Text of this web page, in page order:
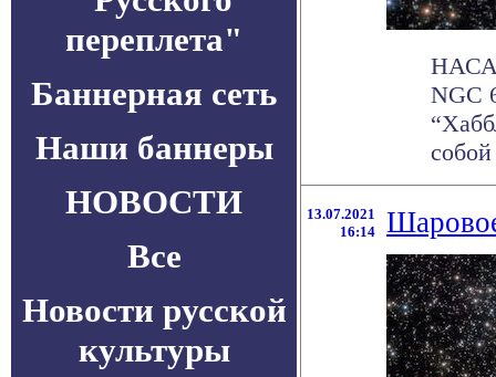
переплета"
Баннерная сеть
Наши баннеры
НОВОСТИ
Все
Новости русской
культуры
НАСА
NGC
13.07.2021
16:14